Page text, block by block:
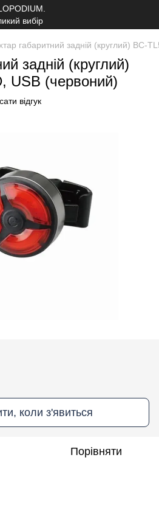
габаритний задній (круглий) BC-
задній (круглий)
USB (червоний)
відгук
коли з'явиться
Порівняти